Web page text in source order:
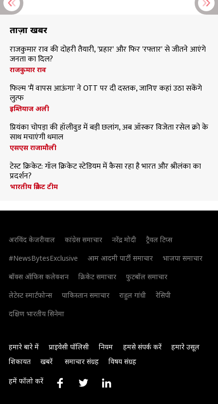
ताज़ा खबरें
राजकुमार राव की दोहरी तैयारी, 'प्रहार' और फिर 'रफ्तार' से जीतने आएंगे
जनता का दिल?
राजकुमार राव
फिल्म 'मैं वापस आऊंगा' ने OTT पर दी दस्तक, जानिए कहां उठा सकेंगे
लुत्फ
इम्तियाज अली
प्रियंका चोपड़ा की हॉलीवुड में बड़ी छलांग, अब ऑस्कर विजेता रसेल क्रो के
साथ मचाएंगी धमाल
एसएस राजामौली
टेस्ट क्रिकेट: गॉल क्रिकेट स्टेडियम में कैसा रहा है भारत और श्रीलंका का
प्रदर्शन?
भारतीय क्रिकेट टीम
अरविंद केजरीवाल कांग्रेस समाचार नरेंद्र मोदी
ट्रैवल टिप्स
#NewsBytesExclusive
आम आदमी पार्टी समाचार
भाजपा समाचार
बॉक्स ऑफिस कलेक्शन
क्रिकेट समाचार
फुटबॉल समाचार
लेटेस्ट स्मार्टफोन्स
पाकिस्तान समाचार राहुल गांधी
रेसिपी
दक्षिण भारतीय सिनेमा
हमारे बारे में प्राइवेसी पॉलिसी नियम हमसे संपर्क करें
हमारे उसूल
शिकायत
खबरें समाचार संग्रह विषय संग्रह
हमें फॉलो करें